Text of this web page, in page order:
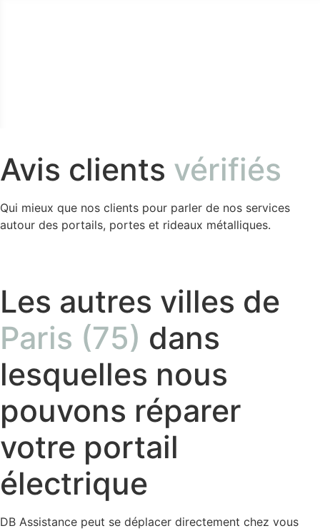
Avis clients vérifiés
Qui mieux que nos clients pour parler de nos services
autour des portails, portes et rideaux métalliques.
Les autres villes de
Paris (75) dans
lesquelles nous
pouvons réparer
votre portail
électrique
DB Assistance peut se déplacer directement chez vous